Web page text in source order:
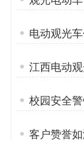
步行「专
电动观光
光车时有
江西电动
坡能力[专
校园安全
观光车驾
客户赞誉